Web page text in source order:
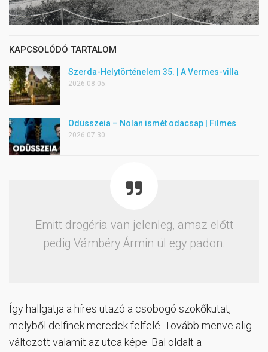
KAPCSOLÓDÓ TARTALOM
Szerda-Helytörténelem 35. | A Vermes-villa
2026.08.05.
Odüsszeia – Nolan ismét odacsap | Filmes
2026.07.30.
Emitt drogéria van jelenleg, amaz előtt
pedig Vámbéry Ármin ül egy padon.
Így hallgatja a híres utazó a csobogó szökőkutat,
melyből delfinek meredek felfelé. Tovább menve alig
változott valamit az utca képe. Bal oldalt a